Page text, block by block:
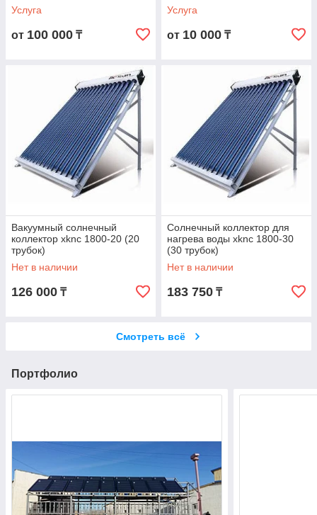
Услуга
от 100 000 ₸
Услуга
от 10 000 ₸
Вакуумный солнечный
коллектор xknc 1800-20 (20
трубок)
Нет в наличии
126 000 ₸
Солнечный коллектор для
нагрева воды xknc 1800-30
(30 трубок)
Нет в наличии
183 750 ₸
Смотреть всё
Портфолио